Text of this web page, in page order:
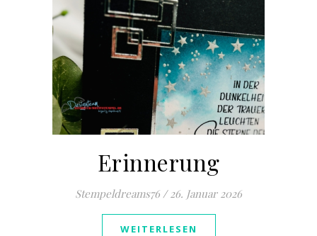
Erinnerung
Stempeldreams76 / 26. Januar 2026
WEITERLESEN